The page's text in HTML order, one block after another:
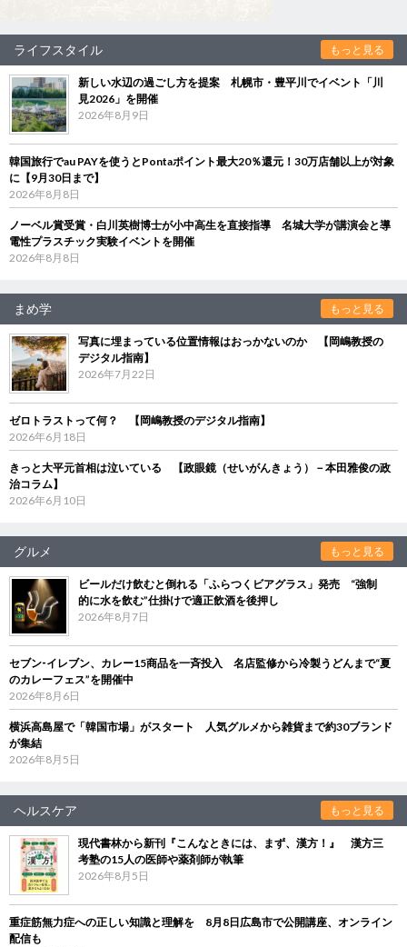
ライフスタイル もっと見る
新しい水辺の過ごし方を提案 札幌市・豊平川でイベント「川
見2026」を開催
2026年8月9日
韓国旅行でau PAYを使うとPontaポイント最大20％還元！30万店舗以上が対象
に【9月30日まで】
2026年8月8日
ノーベル賞受賞・白川英樹博士が小中高生を直接指導 名城大学が講演会と導
電性プラスチック実験イベントを開催
2026年8月8日
まめ学 もっと見る
写真に埋まっている位置情報はおっかないのか 【岡嶋教授の
デジタル指南】
2026年7月22日
ゼロトラストって何？ 【岡嶋教授のデジタル指南】
2026年6月18日
きっと大平元首相は泣いている 【政眼鏡（せいがんきょう）－本田雅俊の政
治コラム】
2026年6月10日
グルメ もっと見る
ビールだけ飲むと倒れる「ふらつくビアグラス」発売 “強制
的に水を飲む”仕掛けで適正飲酒を後押し
2026年8月7日
セブン‐イレブン、カレー15商品を一斉投入 名店監修から冷製うどんまで“夏
のカレーフェス”を開催中
2026年8月6日
横浜高島屋で「韓国市場」がスタート 人気グルメから雑貨まで約30ブランド
が集結
2026年8月5日
ヘルスケア もっと見る
現代書林から新刊『こんなときには、まず、漢方！』 漢方三
考塾の15人の医師や薬剤師が執筆
2026年8月5日
重症筋無力症への正しい知識と理解を 8月8日広島市で公開講座、オンライン
配信も